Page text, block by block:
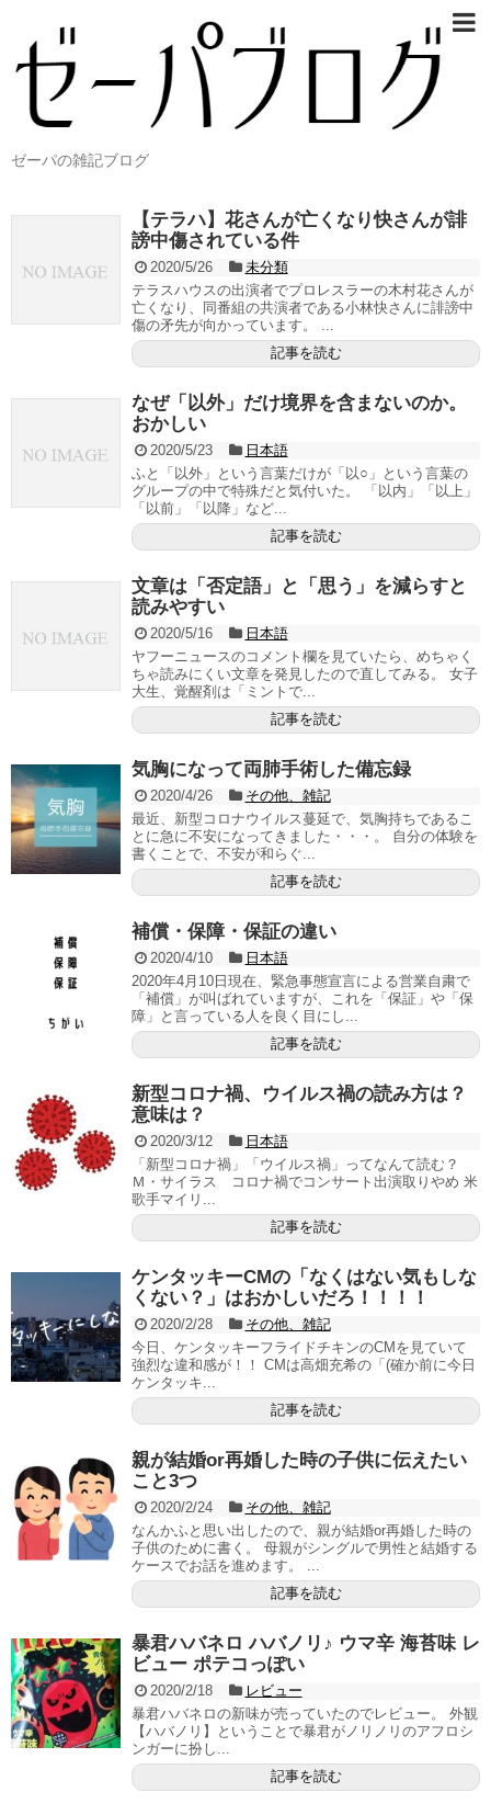
ゼーパの雑記ブログ
【テラハ】花さんが亡くなり快さんが誹
謗中傷されている件
2020/5/26
未分類
テラスハウスの出演者でプロレスラーの木村花さんが
亡くなり、同番組の共演者である小林快さんに誹謗中
傷の矛先が向かっています。 ...
記事を読む
なぜ「以外」だけ境界を含まないのか。
おかしい
2020/5/23
日本語
ふと「以外」という言葉だけが「以○」という言葉の
グループの中で特殊だと気付いた。 「以内」「以上」
「以前」「以降」など...
記事を読む
文章は「否定語」と「思う」を減らすと
読みやすい
2020/5/16
日本語
ヤフーニュースのコメント欄を見ていたら、めちゃく
ちゃ読みにくい文章を発見したので直してみる。 女子
大生、覚醒剤は「ミントで...
記事を読む
気胸になって両肺手術した備忘録
2020/4/26
その他、雑記
最近、新型コロナウイルス蔓延で、気胸持ちであるこ
とに急に不安になってきました・・・。 自分の体験を
書くことで、不安が和らぐ...
記事を読む
補償・保障・保証の違い
2020/4/10
日本語
2020年4月10日現在、緊急事態宣言による営業自粛で
「補償」が叫ばれていますが、これを「保証」や「保
障」と言っている人を良く目にし...
記事を読む
新型コロナ禍、ウイルス禍の読み方は？
意味は？
2020/3/12
日本語
「新型コロナ禍」「ウイルス禍」ってなんて読む？
Ｍ・サイラス コロナ禍でコンサート出演取りやめ 米
歌手マイリ...
記事を読む
ケンタッキーCMの「なくはない気もしな
くない？」はおかしいだろ！！！！
2020/2/28
その他、雑記
今日、ケンタッキーフライドチキンのCMを見ていて
強烈な違和感が！！ CMは高畑充希の「(確か前に今日
ケンタッキ...
記事を読む
親が結婚or再婚した時の子供に伝えたい
こと3つ
2020/2/24
その他、雑記
なんかふと思い出したので、親が結婚or再婚した時の
子供のために書く。 母親がシングルで男性と結婚する
ケースでお話を進めます。 ...
記事を読む
暴君ハバネロ ハバノリ♪ ウマ辛 海苔味 レ
ビュー ポテコっぽい
2020/2/18
レビュー
暴君ハバネロの新味が売っていたのでレビュー。 外観
【ハバノリ】ということで暴君がノリノリのアフロシ
ンガーに扮し...
記事を読む